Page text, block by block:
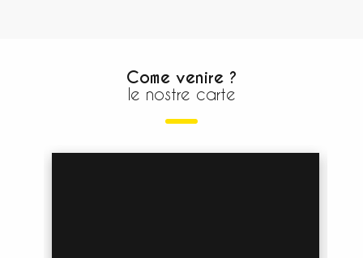
Come venire ?
le nostre carte